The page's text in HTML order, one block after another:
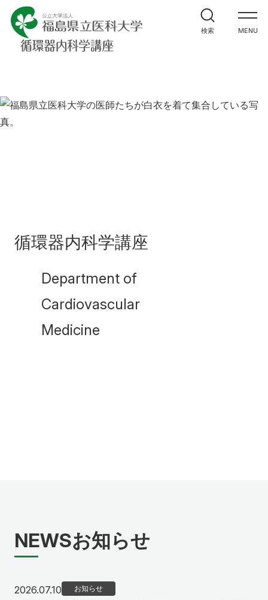
MENU
ホーム
教室紹介
検索
循環器内科学講座
Department of
Cardiovascular
Medicine
NEWSお知らせ
2026.07.10 2026年7月10日
お知らせ